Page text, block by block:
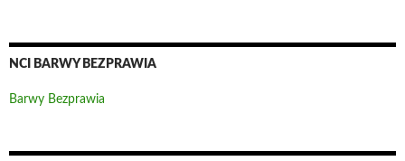
NCI BARWY BEZPRAWIA
Barwy Bezprawia